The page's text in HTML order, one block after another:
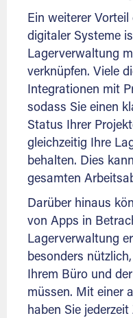
Ein weiterer
digitaler Systeme
Lagerverwaltung
verknüpfen. Viele
Integrationen mit
sodass Sie einen
Status Ihrer
gleichzeitig Ihre
behalten. Dies
gesamten
Darüber hinaus
von Apps in
Lagerverwaltung
besonders
Ihrem Büro und
müssen. Mit einer
haben Sie